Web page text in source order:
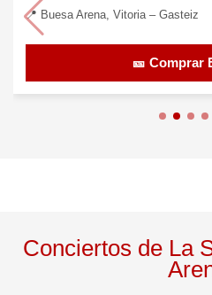
📍 El Bulevar, Fuensalida – Toledo
🎫 Comprar
Conciertos de La